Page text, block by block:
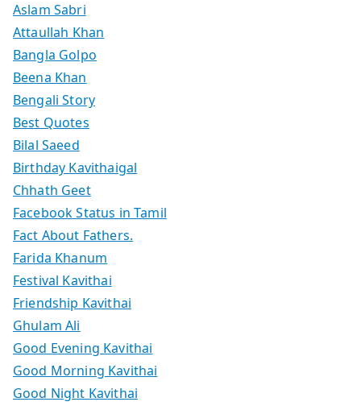
Aslam Sabri
Attaullah Khan
Bangla Golpo
Beena Khan
Bengali Story
Best Quotes
Bilal Saeed
Birthday Kavithaigal
Chhath Geet
Facebook Status in Tamil
Fact About Fathers.
Farida Khanum
Festival Kavithai
Friendship Kavithai
Ghulam Ali
Good Evening Kavithai
Good Morning Kavithai
Good Night Kavithai